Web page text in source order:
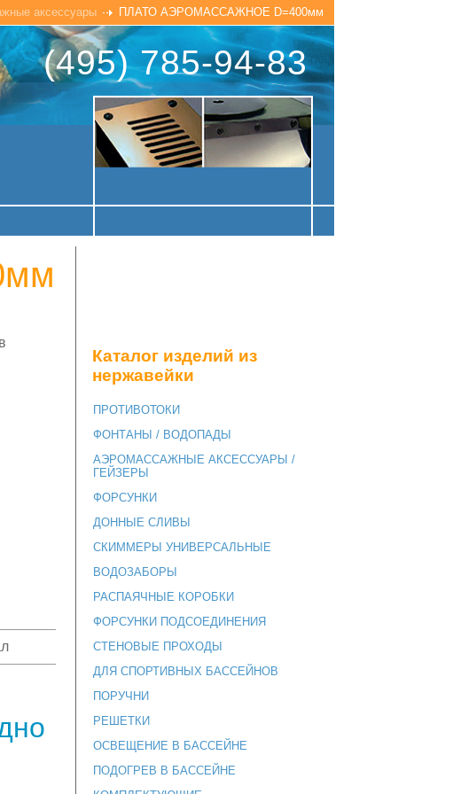
аксессуары ПЛАТО АЭРОМАССАЖНОЕ D=400мм
(495) 785-94-83
Каталог изделий из
нержавейки
ПРОТИВОТОКИ
ФОНТАНЫ / ВОДОПАДЫ
АЭРОМАССАЖНЫЕ АКСЕССУАРЫ /
ГЕЙЗЕРЫ
ФОРСУНКИ
ДОННЫЕ СЛИВЫ
СКИММЕРЫ УНИВЕРСАЛЬНЫЕ
ВОДОЗАБОРЫ
РАСПАЯЧНЫЕ КОРОБКИ
ФОРСУНКИ ПОДСОЕДИНЕНИЯ
СТЕНОВЫЕ ПРОХОДЫ
ДЛЯ СПОРТИВНЫХ БАССЕЙНОВ
ПОРУЧНИ
РЕШЕТКИ
ОСВЕЩЕНИЕ В БАССЕЙНЕ
ПОДОГРЕВ В БАССЕЙНЕ